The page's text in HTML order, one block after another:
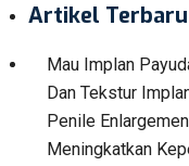
Artikel Terbaru
Mau Implan
Dan Tekstur
Penile
Meningkatkan